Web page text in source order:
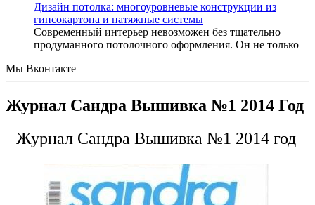
Дизайн потолка: многоуровневые конструкции из
гипсокартона и натяжные системы
Современный интерьер невозможен без тщательно
продуманного потолочного оформления. Он не только
Мы Вконтакте
Журнал Сандра Вышивка №1 2014 Год
Журнал Сандра Вышивка №1 2014 год